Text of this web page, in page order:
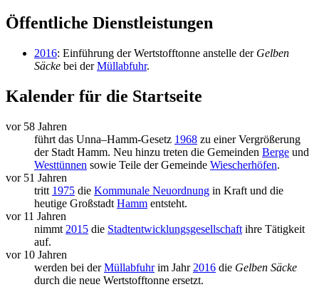
Öffentliche Dienstleistungen
2016: Einführung der Wertstofftonne anstelle der Gelben
Säcke bei derMüllabfuhr.
Kalender für die Startseite
vor 58 Jahren
führt das Unna–Hamm-Gesetz 1968 zu einer Vergrößerung
der Stadt Hamm. Neu hinzu treten die Gemeinden Berge und
Westtünnen sowie Teile der Gemeinde Wiescherhöfen.
vor 51 Jahren
tritt 1975 die Kommunale Neuordnung in Kraft und die
heutige Großstadt Hamm entsteht.
vor 11 Jahren
nimmt 2015 die Stadtentwicklungsgesellschaft ihre Tätigkeit
auf.
vor 10 Jahren
werden bei derMüllabfuhrim Jahr 2016 die Gelben Säcke
durch die neue Wertstofftonne ersetzt.